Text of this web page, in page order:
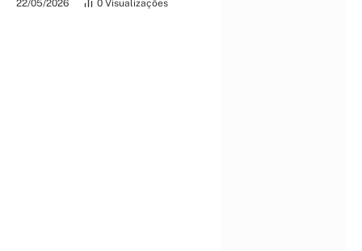
22/05/2026 0 Visualizações